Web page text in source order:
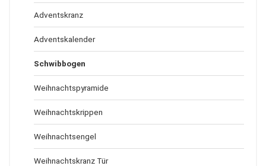
Adventskranz
Adventskalender
Schwibbogen
Weihnachtspyramide
Weihnachtskrippen
Weihnachtsengel
Weihnachtskranz Tür